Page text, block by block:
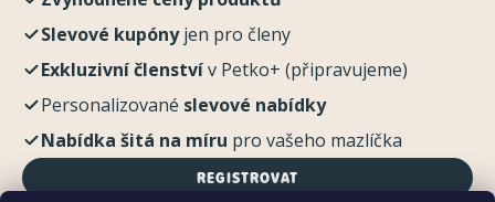
Slevové kupónyjen pro členy
Exkluzivní členstvív Petko+ (připravujeme)
Personalizované slevové nabídky
Nabídka šitá na míru pro vašeho mazlíčka
REGISTROVAT